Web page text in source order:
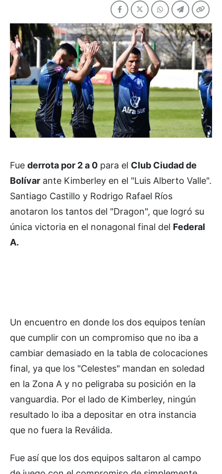
Fue derrota por 2 a 0 para el Club Ciudad de
Bolívar ante Kimberley en el "Luis Alberto Valle".
Santiago Castillo y Rodrigo Rafael Ríos
anotaron los tantos del "Dragon", que logró su
única victoria en el nonagonal final del Federal
A.
Un encuentro en donde los dos equipos tenían
que cumplir con un compromiso que no iba a
cambiar demasiado en la tabla de colocaciones
final, ya que los "Celestes" mandan en soledad
en la Zona A y no peligraba su posición en la
vanguardia. Por el lado de Kimberley, ningún
resultado lo iba a depositar en otra instancia
que no fuera la Reválida.
Fue así que los dos equipos saltaron al campo